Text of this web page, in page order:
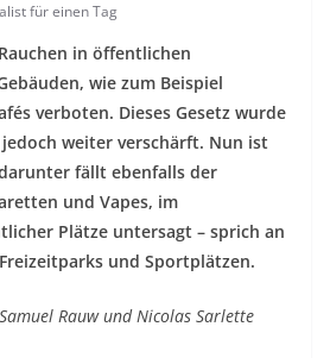
für einen Tag
in öffentlichen
wie zum Beispiel
verboten. Dieses Gesetz wurde
jedoch weiter verschärft. Nun ist
fällt ebenfalls der
und Vapes, im
Plätze untersagt – sprich an
und Sportplätzen.
Rauw und Nicolas Sarlette